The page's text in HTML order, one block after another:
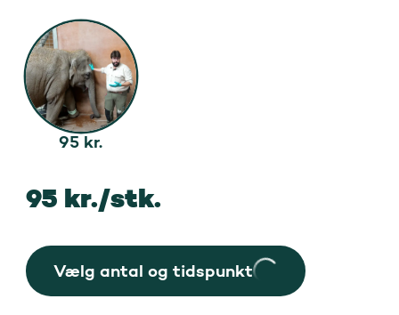
95 kr.
95 kr./stk.
Vælg antal og tidspunkt